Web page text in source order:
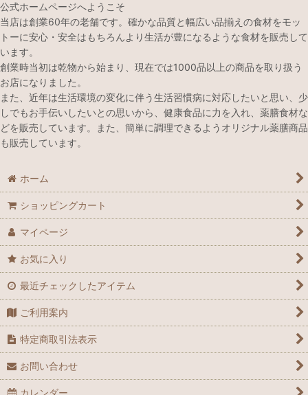
公式ホームページへようこそ
当店は創業60年の老舗です。確かな品質と幅広い品揃えの食材をモッ
トーに安心・安全はもちろんより生活が豊になるような食材を販売して
います。
創業時当初は乾物から始まり、現在では1000品以上の商品を取り扱う
お店になりました。
また、近年は生活環境の変化に伴う生活習慣病に対応したいと思い、少
しでもお手伝いしたいとの思いから、健康食品に力を入れ、薬膳食材な
どを販売しています。また、簡単に調理できるようオリジナル薬膳商品
も販売しています。
ホーム
ショッピングカート
マイページ
お気に入り
最近チェックしたアイテム
ご利用案内
特定商取引法表示
お問い合わせ
カレンダー